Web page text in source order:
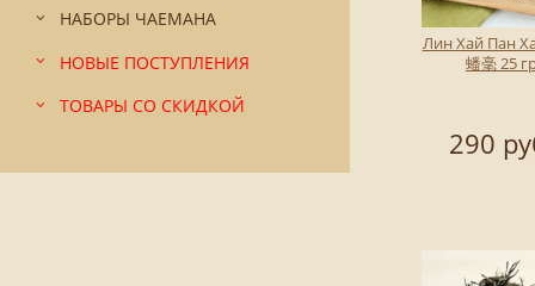
НАБОРЫ ЧАЕМАНА
НОВЫЕ ПОСТУПЛЕНИЯ
ТОВАРЫ СО СКИДКОЙ
Лин Хай Пан
蟠毫 25
290